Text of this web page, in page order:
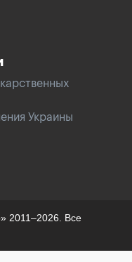
Украины
2011–2026. Все